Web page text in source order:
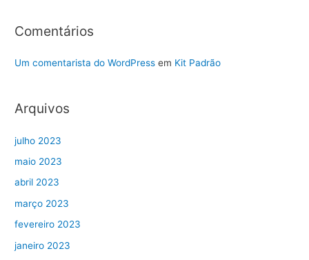
Comentários
Um comentarista do WordPress em Kit Padrão
Arquivos
julho 2023
maio 2023
abril 2023
março 2023
fevereiro 2023
janeiro 2023